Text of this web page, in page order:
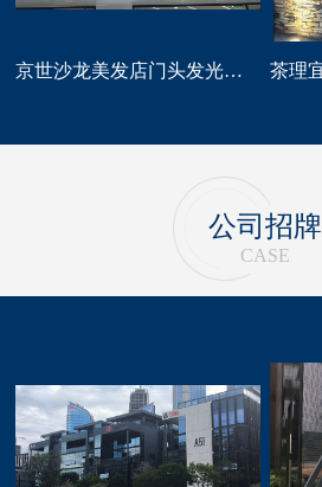
京世沙龙美发店门头发光字招牌定做
公司招牌
CASE